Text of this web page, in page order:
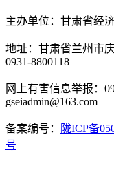
主办单位：甘肃省经
地址：甘肃省兰州市
0931-8800118
网上有害信息举报：
gseiadmin@163.com
备案编号： 陇ICP备
号